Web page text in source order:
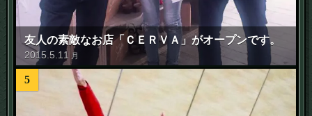
友人の素敵なお店「ＣＥＲＶＡ」がオープンです。
2015 5 11 月
5